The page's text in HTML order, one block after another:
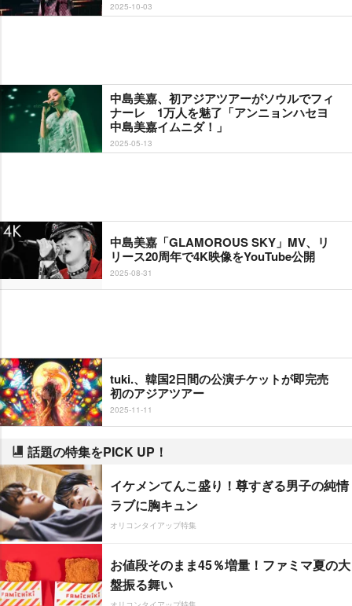
2025-10-03
中島美嘉、初アジアツアーがソウルでフィ
ナーレ 1万人を魅了「アンニョンハセヨ
中島美嘉イムニダ！」
2025-05-13
中島美嘉「GLAMOROUS SKY」MV、リ
リース20周年で4K映像をYouTube公開
2025-08-31
tuki.、韓国2日間の公演チケットが即完売
初のアジアツアー
2025-11-11
話題の特集をPICK UP！
イケメンてんこ盛り！尊すぎる男子の純情
ラブに胸キュン
オリコンタイアップ特集
お値段そのまま45％増量！ファミマ夏の大
盤振る舞い